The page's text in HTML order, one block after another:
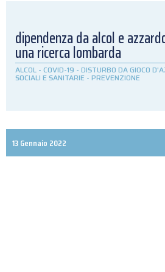
dipendenza da alcol e
una ricerca lombarda
ALCOL - COVID-19 - DISTURBO DA GIOCO
SOCIALI E SANITARIE - PREVENZIONE
13 Gennaio 2022